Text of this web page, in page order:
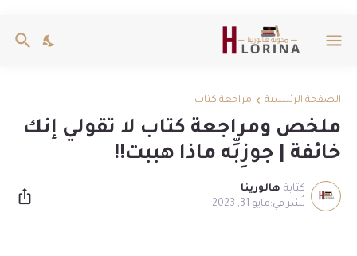
الصفحة الرئيسية مراجعة كتاب
ملخص ومراجعة كتاب لا تقولي إنك
خائفة | جوزِبِّه ماذا هببت!!
كتابة هالورينا
مايو 31, 2023